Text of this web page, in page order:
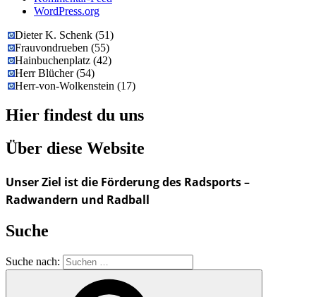
WordPress.org
Dieter K. Schenk(51)
Frauvondrueben(55)
Hainbuchenplatz(42)
Herr Blücher(54)
Herr-von-Wolkenstein(17)
Hier findest du uns
Über diese Website
Unser Ziel ist die Förderung des Radsports –
Radwandern und Radball
Suche
Suche nach: